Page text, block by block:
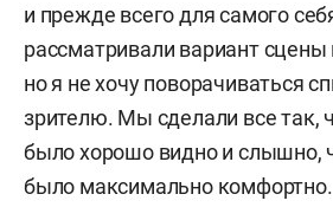
и прежде всего для самого
рассматривали вариант сцены
но я не хочу поворачиваться
зрителю. Мы сделали все так,
было хорошо видно и слышно,
было максимально комфортно.